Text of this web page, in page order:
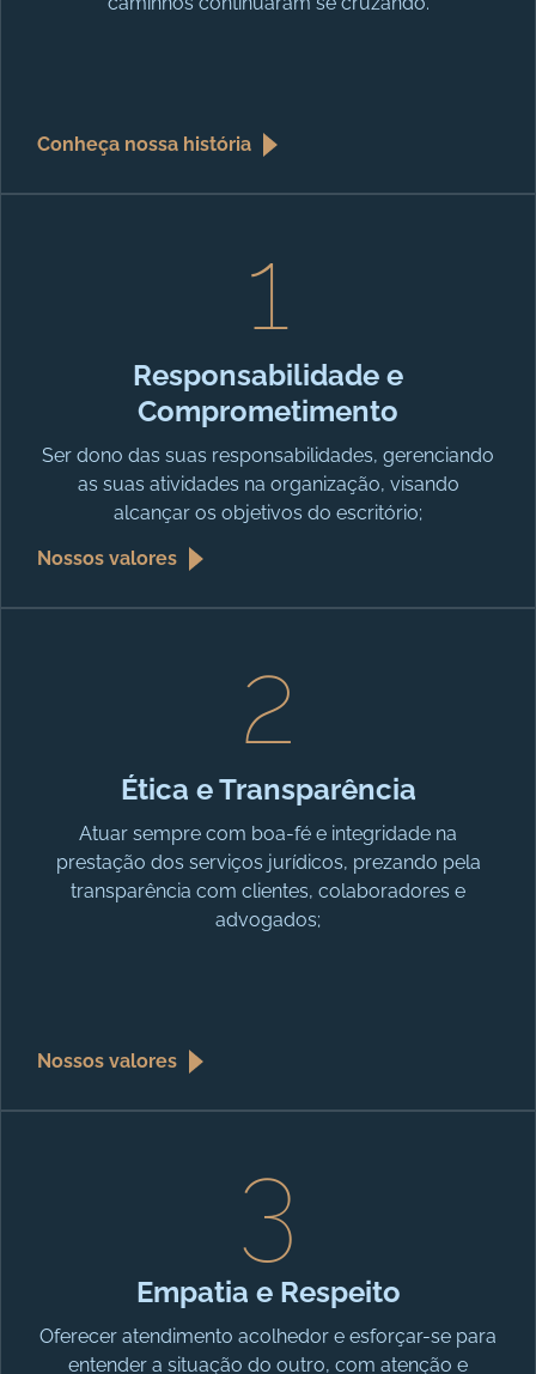
Conheça nossa história
1
Responsabilidade e
Comprometimento
Ser dono das suas responsabilidades, gerenciando
as suas atividades na organização, visando
alcançar os objetivos do escritório;
Nossos valores
2
Ética e Transparência
Atuar sempre com boa-fé e integridade na
prestação dos serviços jurídicos, prezando pela
transparência com clientes, colaboradores e
advogados;
Nossos valores
3
Empatia e Respeito
Oferecer atendimento acolhedor e esforçar-se para
entender a situação do outro, com atenção e